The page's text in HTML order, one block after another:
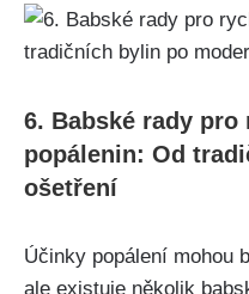
6. Babské rady
popálenin: ​Od
‌ošetření
Účinky ⁣popálení mohou
ale existuje několik